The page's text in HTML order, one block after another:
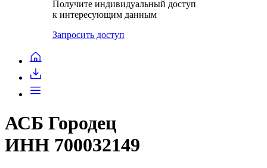
Получите индивидуальный доступ
к интересующим данным
Запросить доступ
АСБ Городец
ИНН 700032149